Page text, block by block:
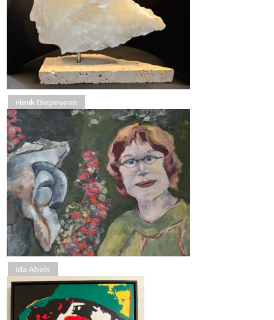
Henk Diepeveen
Ida Abels